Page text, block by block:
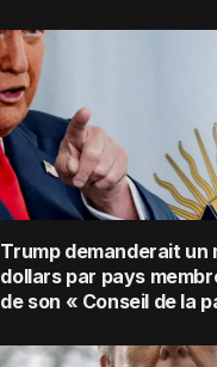
Trump demanderait un
dollars par pays
de son « Conseil de la